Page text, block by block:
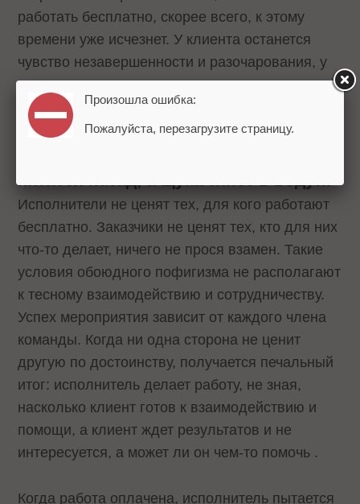
работать бесплатно, скорее всего, к этому
времени уже исчезнет. У клиента останется
чувство незавершенности и разочарования, у
исполнителя – напрасно потраченного
времени.
пятится назад, а щука тянет в воду…
Исполнители не ценят тех, для кого работают
бесплатно. Заказчики не ценят тех, кто для них
что-то делает, ничего не прося взамен. Такие
условия обоюдного пофигизма не располагают
к тесному взаимодействию и сотрудничеству.
Успех мероприятия зависит от каждого члена
команды. Когда ни одна сторона не ценит
другую по достоинству, получается печальный
итог: исполнитель делает работу, не зная,
насколько клиент готов к взаимодействию и
помощи, а клиент ждет результатов и не
интересуется, а может ли он чем-то помочь .
Когда работа оплачена, исполнитель пытается
Произошла ошибка:
Пожалуйста, перезагрузите страницу.